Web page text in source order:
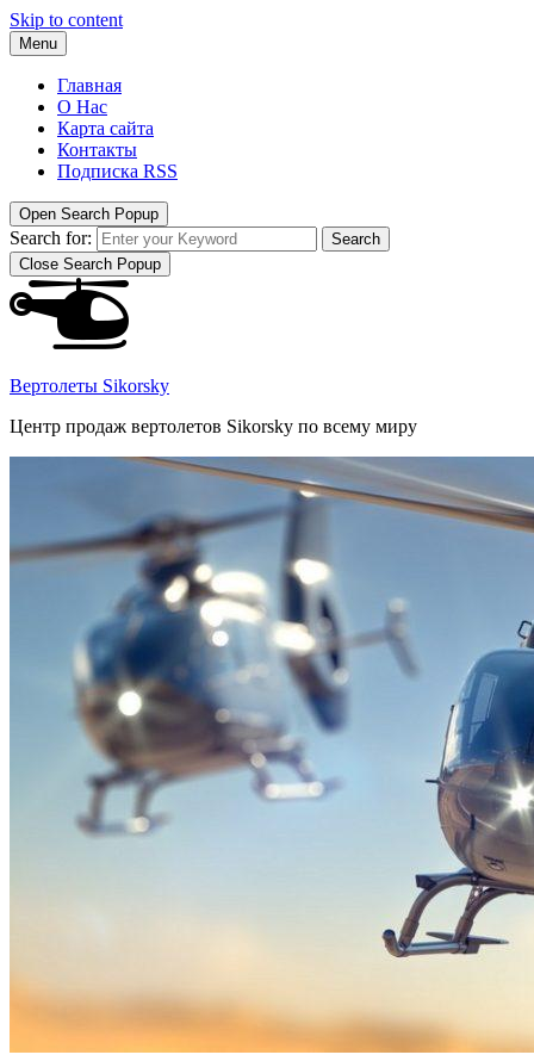
Skip to content
Menu
Главная
О Нас
Карта сайта
Контакты
Подписка RSS
Open Search Popup
Search for:
Search
Close Search Popup
Вертолеты Sikorsky
Центр продаж вертолетов Sikorsky по всему миру